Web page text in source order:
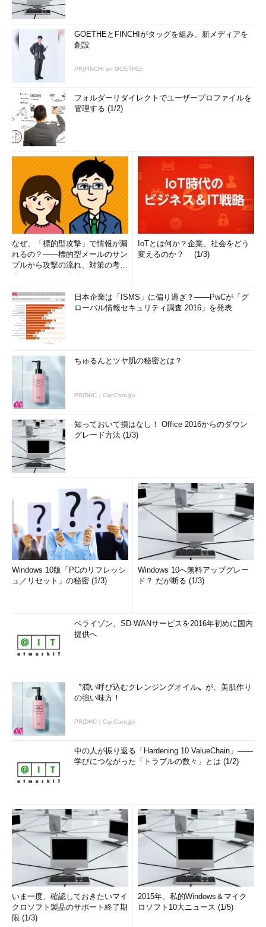
GOETHEとFINCHIがタッグを組み、新メディアを
創設
PR(FINCHI on GOETHE)
フォルダーリダイレクトでユーザープロファイルを
管理する (1/2)
なぜ、「標的型攻撃」で情報が漏
れるの？――標的型メールのサン
プルから攻撃の流れ、対策の考え
IoTとは何か？企業、社会をどう
変えるのか？ (1/3)
日本企業は「ISMS」に偏り過ぎ？――PwCが「グ
ローバル情報セキュリティ調査 2016」を発表
ちゅるんとツヤ肌の秘密とは？
PR(DHC｜CanCam.jp)
知っておいて損はなし！ Office 2016からのダウン
グレード方法 (1/3)
Windows 10版「PCのリフレッシ
ュ／リセット」の秘密 (1/3)
Windows 10へ無料アップグレー
ド？ だが断る (1/3)
ベライゾン、SD-WANサービスを2016年初めに国内
提供へ
〝潤い呼び込むクレンジングオイル〟が、美肌作り
の強い味方！
PR(DHC｜CanCam.jp)
中の人が振り返る「Hardening 10 ValueChain」――
学びにつながった「トラブルの数々」とは (1/2)
いま一度、確認しておきたいマイ
クロソフト製品のサポート終了期
限 (1/3)
2015年、私的Windows＆マイク
ロソフト10大ニュース (1/5)